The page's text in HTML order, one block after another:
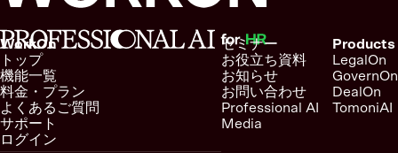
WorkOn
トップ
機能一覧
料金・プラン
よくあるご質問
サポート
ログイン
セミナー
お役立ち資料
お知らせ
お問い合わせ
Professional AI
Media
Products
LegalOn
GovernOn
DealOn
TomoniAI